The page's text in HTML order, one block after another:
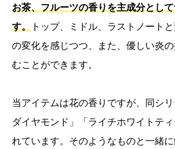
お茶、フルーツの香りを主成分とし
す。
トップ、ミドル、ラストノート
の変化を感じつつ、また、優しい炎
むことができます。
当アイテムは花の香りですが、同シ
ダイヤモンド」「ライチホワイトテ
れています。そのようなものと一緒